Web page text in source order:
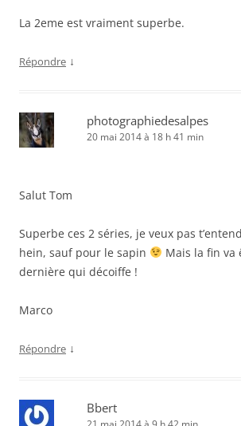
La 2eme est vraiment superbe.
Répondre ↓
photographiedesalpes
20 mai 2014 à 18 h 41 min
Salut Tom
Superbe ces 2 séries, je veux pas
hein, sauf pour le sapin
Mais la fin
dernière qui décoiffe !
Marco
Répondre ↓
Bbert